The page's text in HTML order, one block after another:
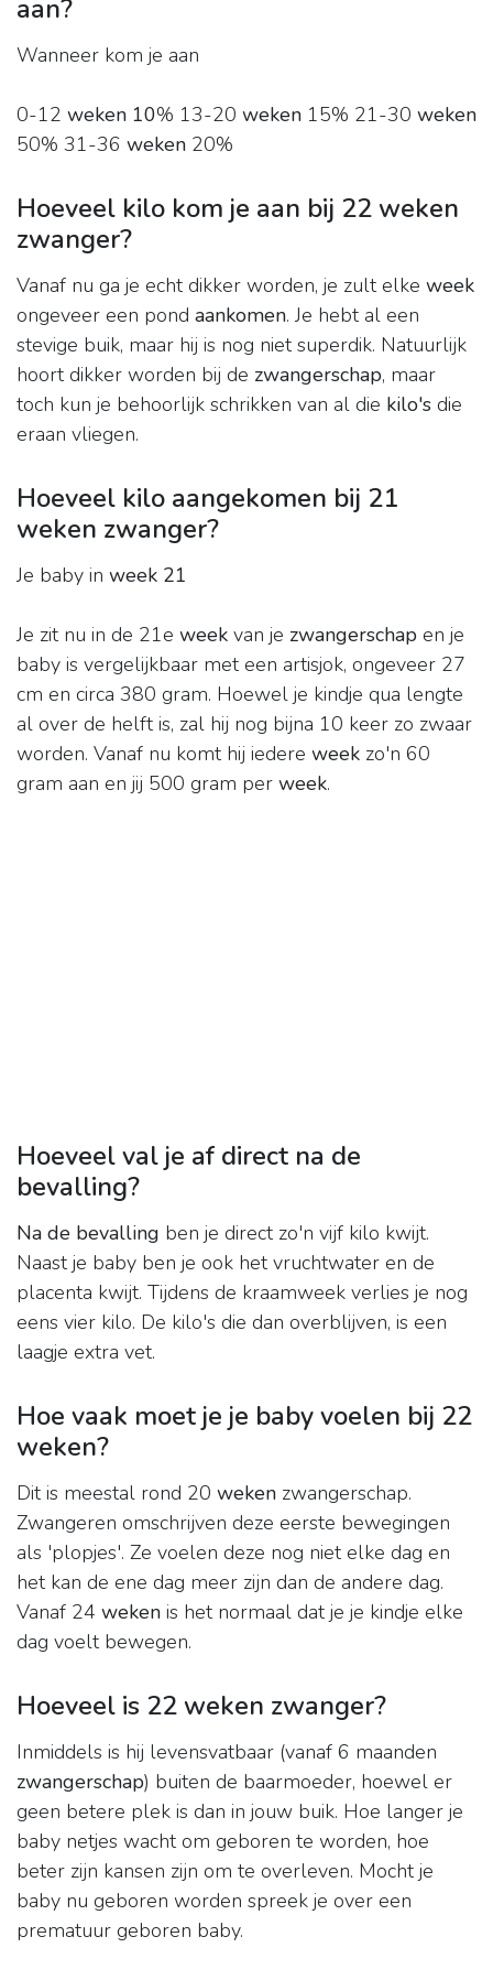
aan?
Wanneer kom je aan
0-12 weken 10% 13-20 weken 15% 21-30 weken
50% 31-36 weken 20%
Hoeveel kilo kom je aan bij 22 weken
zwanger?
Vanaf nu ga je echt dikker worden, je zult elke week
ongeveer een pond aankomen. Je hebt al een
stevige buik, maar hij is nog niet superdik. Natuurlijk
hoort dikker worden bij de zwangerschap, maar
toch kun je behoorlijk schrikken van al die kilo's die
eraan vliegen.
Hoeveel kilo aangekomen bij 21
weken zwanger?
Je baby in week 21
Je zit nu in de 21e week van je zwangerschap en je
baby is vergelijkbaar met een artisjok, ongeveer 27
cm en circa 380 gram. Hoewel je kindje qua lengte
al over de helft is, zal hij nog bijna 10 keer zo zwaar
worden. Vanaf nu komt hij iedere week zo'n 60
gram aan en jij 500 gram per week.
Hoeveel val je af direct na de
bevalling?
Na de bevalling ben je direct zo'n vijf kilo kwijt.
Naast je baby ben je ook het vruchtwater en de
placenta kwijt. Tijdens de kraamweek verlies je nog
eens vier kilo. De kilo's die dan overblijven, is een
laagje extra vet.
Hoe vaak moet je je baby voelen bij 22
weken?
Dit is meestal rond 20 weken zwangerschap.
Zwangeren omschrijven deze eerste bewegingen
als 'plopjes'. Ze voelen deze nog niet elke dag en
het kan de ene dag meer zijn dan de andere dag.
Vanaf 24 weken is het normaal dat je je kindje elke
dag voelt bewegen.
Hoeveel is 22 weken zwanger?
Inmiddels is hij levensvatbaar (vanaf 6 maanden
zwangerschap) buiten de baarmoeder, hoewel er
geen betere plek is dan in jouw buik. Hoe langer je
baby netjes wacht om geboren te worden, hoe
beter zijn kansen zijn om te overleven. Mocht je
baby nu geboren worden spreek je over een
prematuur geboren baby.